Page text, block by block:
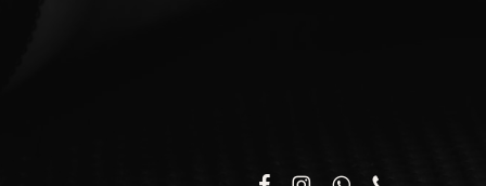
facebookinstagramwhatsappphone